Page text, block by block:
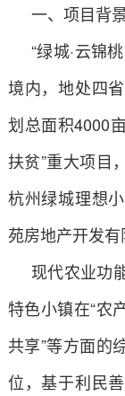
一、项目背
“绿城·云锦
境内，地处四
划总面积4000
扶贫”重大项目
杭州绿城理想
苑房地产开发有
现代农业功
特色小镇在“农
共享”等方面的
位，基于利民